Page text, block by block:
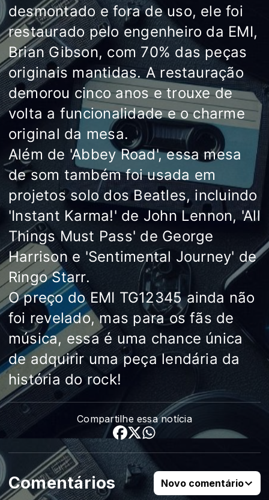
desmontado e fora de uso, ele foi
restaurado pelo engenheiro da EMI,
Brian Gibson, com 70% das peças
originais mantidas. A restauração
demorou cinco anos e trouxe de
volta a funcionalidade e o charme
original da mesa.
Além de 'Abbey Road', essa mesa
de som também foi usada em
projetos solo dos Beatles, incluindo
'Instant Karma!' de John Lennon, 'All
Things Must Pass' de George
Harrison e 'Sentimental Journey' de
Ringo Starr.
O preço do EMI TG12345 ainda não
foi revelado, mas para os fãs de
música, essa é uma chance única
de adquirir uma peça lendária da
história do rock!
Compartilhe essa notícia
Comentários Novo comentário